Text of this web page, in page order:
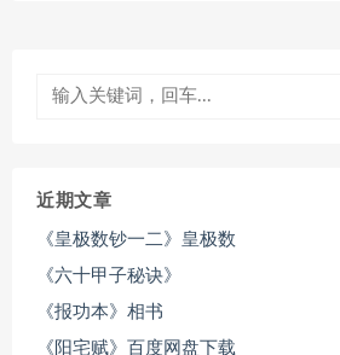
近期文章
《皇极数钞一二》皇极数
《六十甲子秘诀》
《报功本》相书
《阳宅赋》百度网盘下载